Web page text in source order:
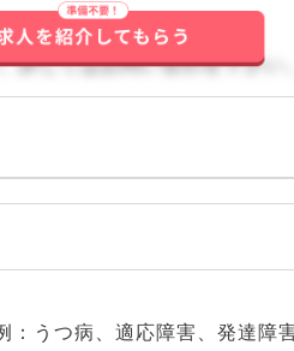
詳しくはお問い合わせ下さい。
うつ病、適応障害、発達障